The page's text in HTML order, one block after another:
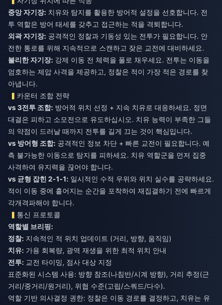
중앙 자기장: 치유와 탐지를 활용한 방어적 설정을 선호합니다. 전
외곽 자기장: 공격적인 정찰과 기동성 있는 전투가 필요합니다. 안
불리한 자기장: 강제 이동 전 체력을 풀로 채우세요. 전투는 이동을
엄호하는 제압 사격을 제공하고, 정찰은 적이 가장 적은 경로를 찾
아냅니다.
카운터 조합 전략
vs 3전투 조합: 방어적 위치 선정 + 지속 치유로 대응하세요. 정면
대결은 피하고 소모전으로 유도하십시오. 치유 능력이 부족한 그들
vs 방어형 조합: 공격적인 정보 차단 + 빠른 교전이 필요합니다. 예
측 불가능한 이동으로 탐지를 피하세요. 치유 역할군을 먼저 집중
vs 균형 잡힌 2-1-1: 일시적인 수적 우위와 위치 실수를 공략하세요.
적이 이동 중에 흩어지는 순간을 포착하여 재집결하기 전에 빠르게
각개격파해야 합니다.
통신 프로토콜
역할별 브리핑:
정찰: 지속적인 적 위치 업데이트 (거리, 방향, 움직임)
치유: 가용 회복량, 광역 재생을 위한 최적 위치 안내
전투: 교전 타이밍, 점사 대상 지정
표준화된 시스템 사용: 방향 참조(나침반/시계 방향), 거리 추정(근
거리/중거리/원거리), 위협 수준(고립/스쿼드/다수).
역할 기반 의사결정 권한: 정찰은 이동 경로를 결정하고, 치유는 유